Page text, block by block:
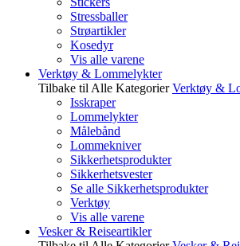
Stressballer
Strøartikler
Kosedyr
Vis alle varene
Verktøy & Lommelykter
Tilbake til Alle Kategorier Verktøy &
Isskraper
Lommelykter
Målebånd
Lommekniver
Sikkerhetsprodukter
Sikkerhetsvester
Se alle Sikkerhetsprodukter
Verktøy
Vis alle varene
Vesker & Reiseartikler